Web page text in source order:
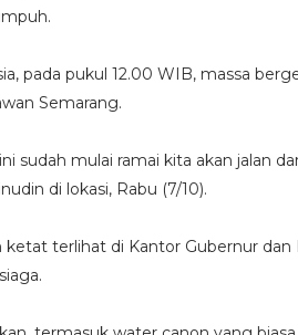
pada pukul 12.00 WIB, massa
Semarang.
sudah mulai ramai kita akan jalan
di lokasi, Rabu (7/10).
terlihat di Kantor Gubernur dan